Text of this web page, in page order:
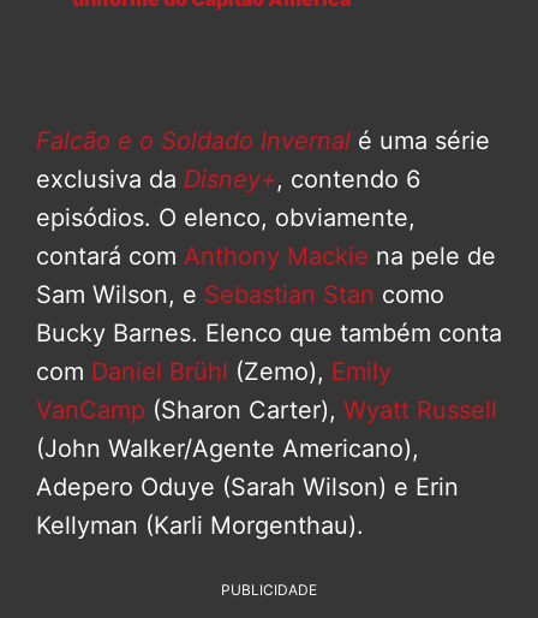
Falcão e o Soldado Invernal é uma série
exclusiva da Disney+, contendo 6
episódios. O elenco, obviamente,
contará com Anthony Mackie na pele de
Sam Wilson, e Sebastian Stan como
Bucky Barnes. Elenco que também conta
com Daniel Brühl (Zemo), Emily
VanCamp (Sharon Carter), Wyatt Russell
(John Walker/Agente Americano),
Adepero Oduye (Sarah Wilson) e Erin
Kellyman (Karli Morgenthau).
PUBLICIDADE